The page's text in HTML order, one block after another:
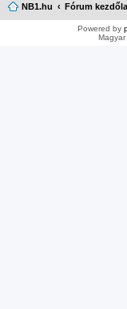
NB1.hu Fórum
Powered by